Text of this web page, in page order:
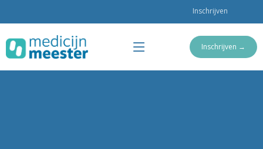
Inschrijven
Inschrijven →